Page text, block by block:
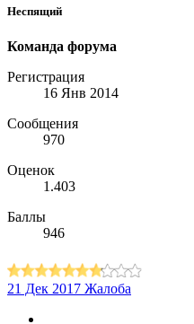
Неспящий
Команда форума
Регистрация
16 Янв 2014
Сообщения
970
Оценок
1.403
Баллы
946
21 Дек 2017 Жалоба